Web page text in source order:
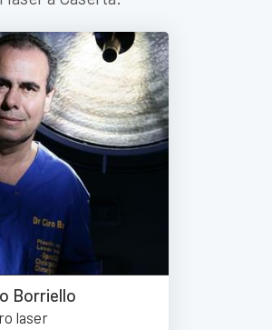
Borriello
laser